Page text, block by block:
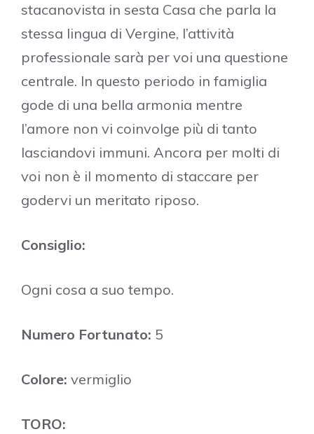
stacanovista in sesta Casa che parla la
stessa lingua di Vergine, l’attività
professionale sarà per voi una questione
centrale. In questo periodo in famiglia
gode di una bella armonia mentre
l’amore non vi coinvolge più di tanto
lasciandovi immuni. Ancora per molti di
voi non è il momento di staccare per
godervi un meritato riposo.
Consiglio:
Ogni cosa a suo tempo.
Numero Fortunato: 5
Colore: vermiglio
TORO: